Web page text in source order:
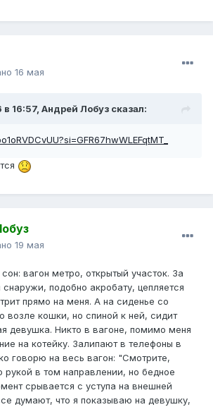
16 мая
16:57, Андрей Лобуз сказал:
19 мая
вагон метро, открытый участок. За
подобно акробату, цепляется
прямо на меня. А на сиденье со
возле кошки, но спиной к ней, сидит
девушка. Никто в вагоне, помимо меня
на котейку. Залипают в телефоны в
говорю на весь вагон: "Смотрите,
в том направлении, но бедное
срывается с уступа на внешней
думают, что я показываю на девушку,